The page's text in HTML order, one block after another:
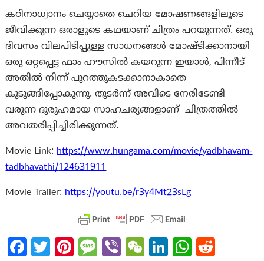
കഠിനാധ്വാനം ചെയ്യാതെ ചെറിയ മോഷണങ്ങളിലൂടെ
ജീവിക്കുന്ന ഒരാളുടെ കഥയാണ് ചിത്രം പറയുന്നത്. ഒരു
ദിവസം വിലപിടിപ്പുള്ള സാധനങ്ങൾ മോഷ്ടിക്കാനായി
ഒരു ഒറ്റപ്പെട്ട ഫാം ഹൗസിൽ കയറുന്ന ഇയാൾ, പിന്നീട്
അതിൽ നിന്ന് പുറത്തുകടക്കാനാകാതെ
കുടുങ്ങിപ്പോകുന്നു. തുടർന്ന് അവിടെ നേരിടേണ്ടി
വരുന്ന ദുരൂഹമായ സാഹചര്യങ്ങളാണ് ചിത്രത്തിൽ
അവതരിപ്പിച്ചിരിക്കുന്നത്.
Movie Link:https://www.hungama.com/movie/yadbhavam-
tadbhavathi/124631911
Movie Trailer:https://youtu.be/r3y4Mt23sLg
Fa T
Pi M Vi W Li W